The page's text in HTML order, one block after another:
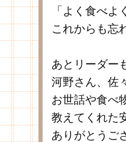
「よく食べよ
これからも忘
あとリーダー
河野さん、佐
お世話や食べ
教えてくれた
ありがとうご